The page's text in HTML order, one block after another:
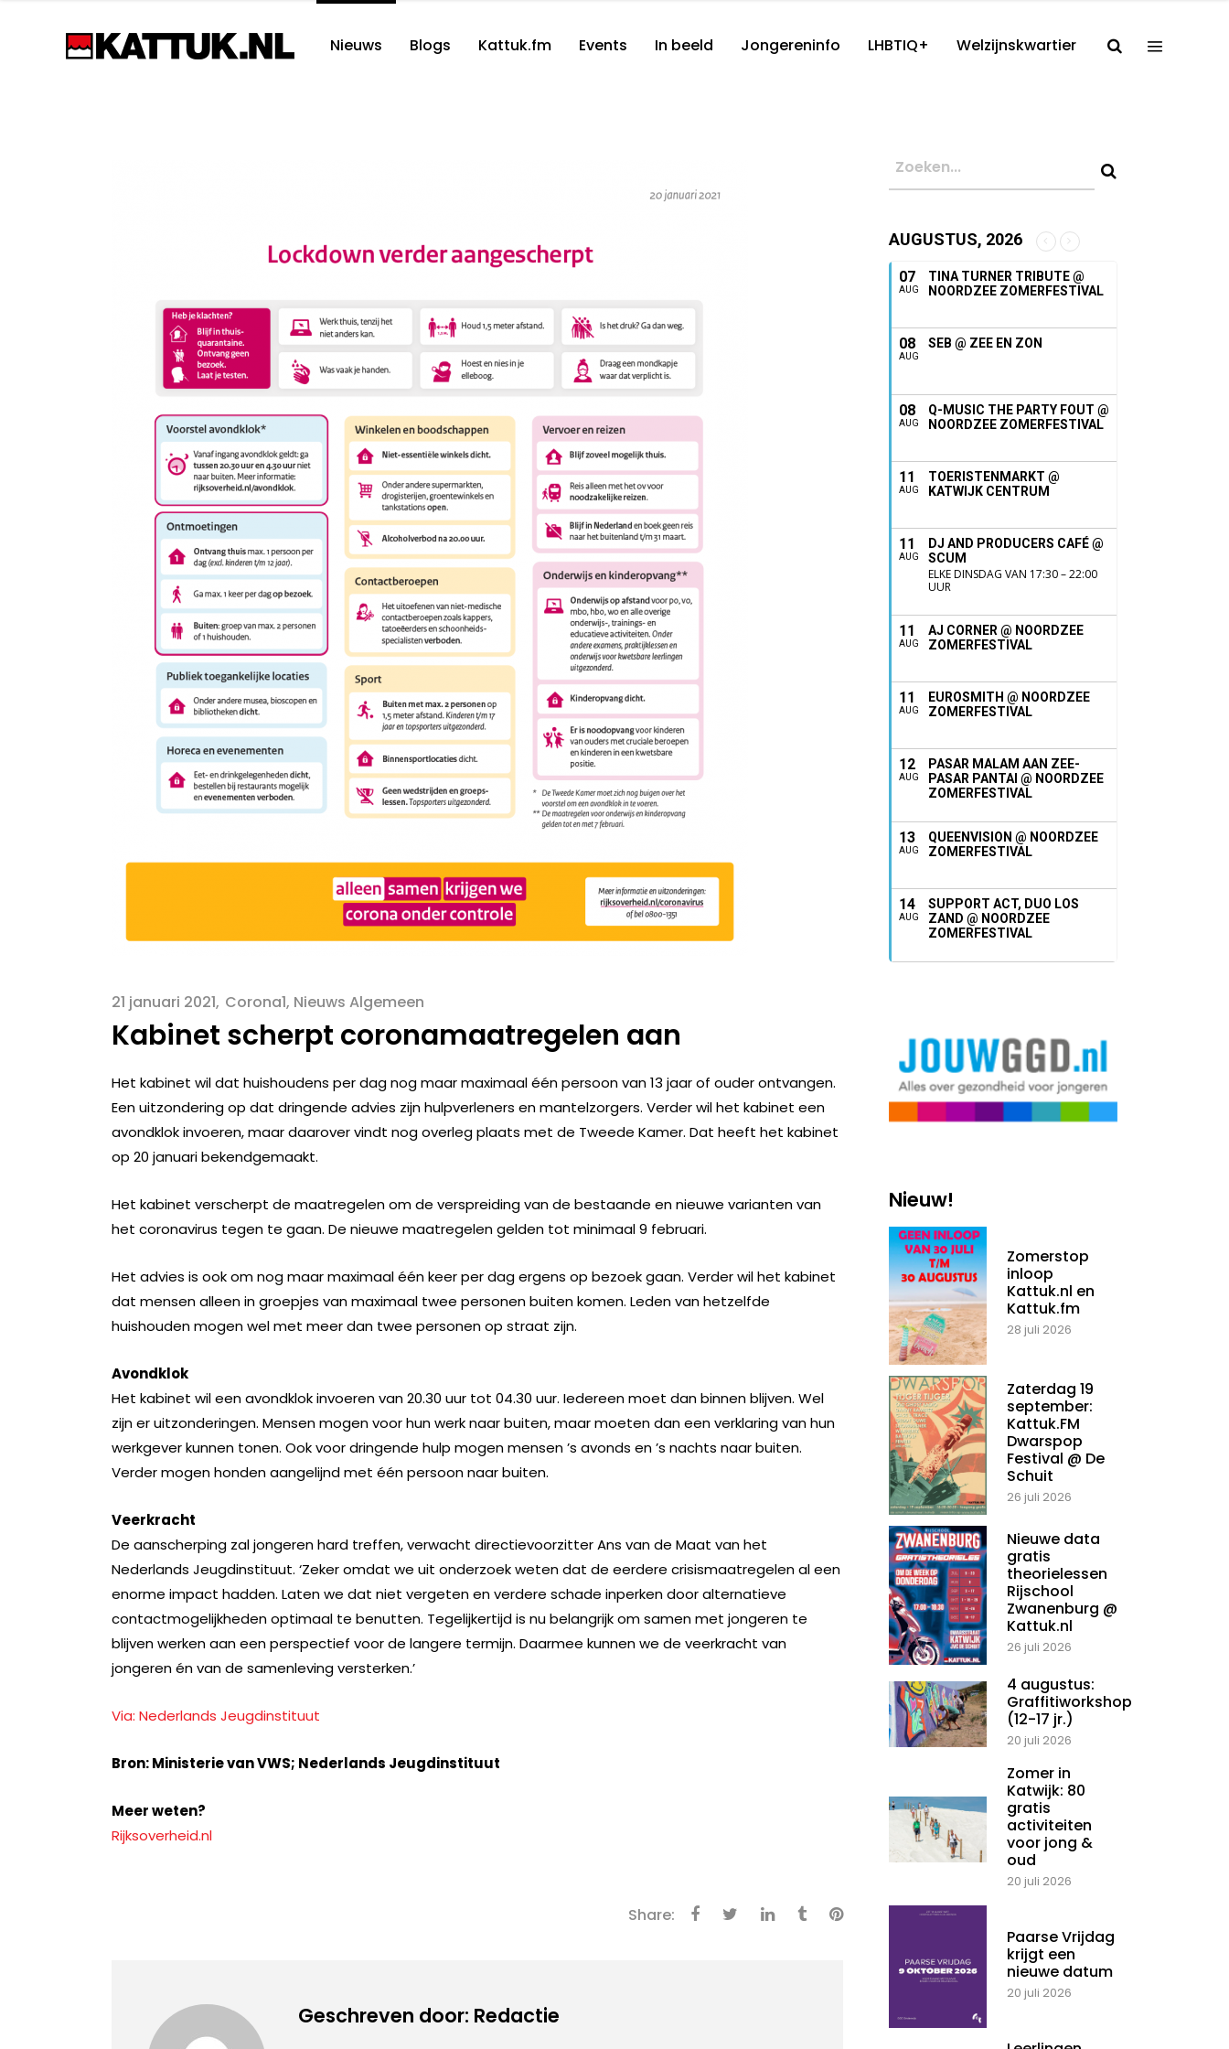
Nieuws Blogs Kattuk.fm Events In beeld Jongereninfo LHBTIQ+ Welzijnskwartier
21 januari 2021 Corona1, Nieuws Algemeen
Kabinet scherpt coronamaatregelen aan
Het kabinet wil dat huishoudens per dag nog maar maximaal één persoon van 13 jaar of ouder ontvangen.
Een uitzondering op dat dringende advies zijn hulpverleners en mantelzorgers. Verder wil het kabinet een
avondklok invoeren, maar daarover vindt nog overleg plaats met de Tweede Kamer. Dat heeft het kabinet
op 20 januari bekendgemaakt.
Het kabinet verscherpt de maatregelen om de verspreiding van de bestaande en nieuwe varianten van
het coronavirus tegen te gaan. De nieuwe maatregelen gelden tot minimaal 9 februari.
Het advies is ook om nog maar maximaal één keer per dag ergens op bezoek gaan. Verder wil het kabinet
dat mensen alleen in groepjes van maximaal twee personen buiten komen. Leden van hetzelfde
huishouden mogen wel met meer dan twee personen op straat zijn.
Avondklok
Het kabinet wil een avondklok invoeren van 20.30 uur tot 04.30 uur. Iedereen moet dan binnen blijven. Wel
zijn er uitzonderingen. Mensen mogen voor hun werk naar buiten, maar moeten dan een verklaring van hun
werkgever kunnen tonen. Ook voor dringende hulp mogen mensen ’s avonds en ’s nachts naar buiten.
Verder mogen honden aangelijnd met één persoon naar buiten.
Veerkracht
De aanscherping zal jongeren hard treffen, verwacht directievoorzitter Ans van de Maat van het
Nederlands Jeugdinstituut. ‘Zeker omdat we uit onderzoek weten dat de eerdere crisismaatregelen al een
enorme impact hadden. Laten we dat niet vergeten en verdere schade inperken door alternatieve
contactmogelijkheden optimaal te benutten. Tegelijkertijd is nu belangrijk om samen met jongeren te
blijven werken aan een perspectief voor de langere termijn. Daarmee kunnen we de veerkracht van
jongeren én van de samenleving versterken.’
Via: Nederlands Jeugdinstituut
Bron:Ministerie van VWS; Nederlands Jeugdinstituut
Meer weten?
Rijksoverheid.nl
Share:
Geschreven door: Redactie
AUGUSTUS, 2026
07
AUG
TINA TURNER TRIBUTE @
NOORDZEE ZOMERFESTIVAL
08
AUG
SEB @ ZEE EN ZON
08
AUG
Q-MUSIC THE PARTY FOUT @
NOORDZEE ZOMERFESTIVAL
11
AUG
TOERISTENMARKT @
KATWIJK CENTRUM
11
AUG
DJ AND PRODUCERS CAFÉ @
SCUM
ELKE DINSDAG VAN 17:30 – 22:00
UUR
11
AUG
AJ CORNER @ NOORDZEE
ZOMERFESTIVAL
11
AUG
EUROSMITH @ NOORDZEE
ZOMERFESTIVAL
12
AUG
PASAR MALAM AAN ZEE-
PASAR PANTAI @ NOORDZEE
ZOMERFESTIVAL
13
AUG
QUEENVISION @ NOORDZEE
ZOMERFESTIVAL
14
AUG
SUPPORT ACT, DUO LOS
ZAND @ NOORDZEE
ZOMERFESTIVAL
Nieuw!
Zomerstop
inloop
Kattuk.nl en
Kattuk.fm
28 juli 2026
Zaterdag 19
september:
Kattuk.FM
Dwarspop
Festival @ De
Schuit
26 juli 2026
Nieuwe data
gratis
theorielessen
Rijschool
Zwanenburg @
Kattuk.nl
26 juli 2026
4 augustus:
Graffitiworkshop
(12-17 jr.)
20 juli 2026
Zomer in
Katwijk: 80
gratis
activiteiten
voor jong &
oud
20 juli 2026
Paarse Vrijdag
krijgt een
nieuwe datum
20 juli 2026